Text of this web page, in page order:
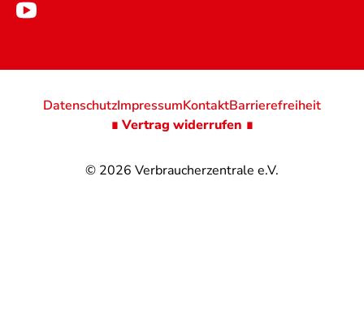
© 2026 Verbraucherzentrale e.V.
DatenschutzImpressumKontaktBarrierefreiheit
∎ Vertrag widerrufen ∎